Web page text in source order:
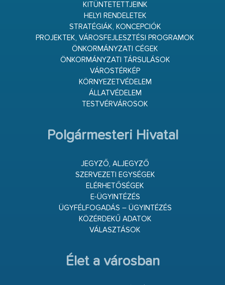
KITÜNTETETTJEINK
HELYI RENDELETEK
STRATÉGIÁK, KONCEPCIÓK
PROJEKTEK, VÁROSFEJLESZTÉSI PROGRAMOK
ÖNKORMÁNYZATI CÉGEK
ÖNKORMÁNYZATI TÁRSULÁSOK
VÁROSTÉRKÉP
KÖRNYEZETVÉDELEM
ÁLLATVÉDELEM
TESTVÉRVÁROSOK
Polgármesteri Hivatal
JEGYZŐ, ALJEGYZŐ
SZERVEZETI EGYSÉGEK
ELÉRHETŐSÉGEK
E-ÜGYINTÉZÉS
ÜGYFÉLFOGADÁS – ÜGYINTÉZÉS
KÖZÉRDEKŰ ADATOK
VÁLASZTÁSOK
Élet a városban